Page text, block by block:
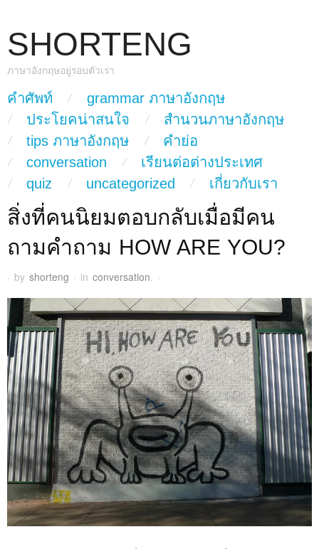
SHORTENG
ภาษาอังกฤษอยู่รอบตัวเรา
Main Menu
skip to content
คำศัพท์
grammar ภาษาอังกฤษ
ประโยคน่าสนใจ
สำนวนภาษาอังกฤษ
tips ภาษาอังกฤษ
คำย่อ
conversation
เรียนต่อต่างประเทศ
quiz
uncategorized เกี่ยวกับเรา
สิ่งที่คนนิยมตอบกลับเมื่อมีคน
ถามคำถาม HOW ARE YOU?
· by shorteng · in conversation. ·